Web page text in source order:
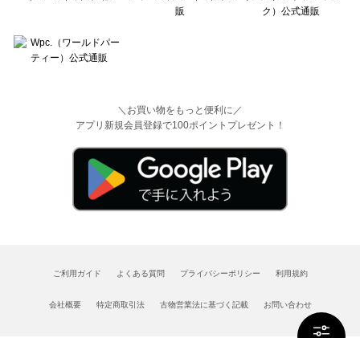
＼お買い物をもっと便利に／
アプリ新規会員登録で100ポイントプレゼント！
ご利用ガイド よくある質問 プライバシーポリシー 利用規約
会社概要 特定商取引法 古物営業法に基づく記載 お問い合わせ